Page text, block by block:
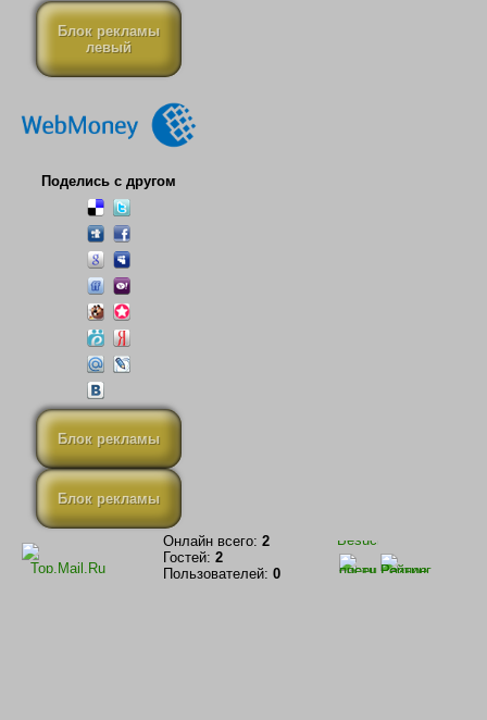
Блок рекламы
левый
Поделись с другом
Блок рекламы
Блок рекламы
Онлайн всего: 2
Гостей: 2
Пользователей: 0